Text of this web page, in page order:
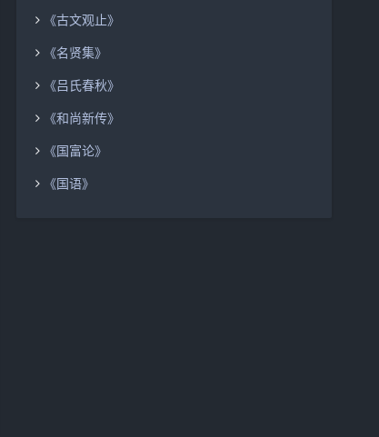
《古文观止》
《名贤集》
《吕氏春秋》
《和尚新传》
《国富论》
《国语》